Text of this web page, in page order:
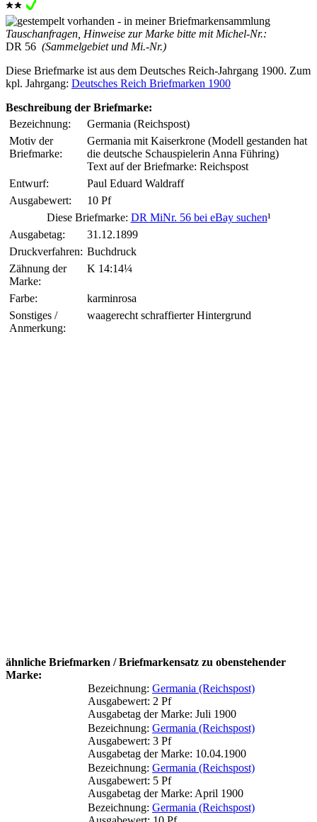
Tauschanfragen, Hinweise zur Marke bitte mit Michel-Nr.:
DR 56 (Sammelgebiet und Mi.-Nr.)
Diese Briefmarke ist aus dem Deutsches Reich-Jahrgang 1900. Zum
kpl. Jahrgang: Deutsches Reich Briefmarken 1900
Beschreibung der Briefmarke:
Bezeichnung:
Germania (Reichspost)
Motiv der
Briefmarke:
Germania mit Kaiserkrone (Modell gestanden hat
die deutsche Schauspielerin Anna Führing)
Text auf der Briefmarke: Reichspost
Entwurf:
Paul Eduard Waldraff
Ausgabewert:
10 Pf
Diese Briefmarke: DR MiNr. 56 bei eBay suchen¹
Ausgabetag:
31.12.1899
Druckverfahren: Buchdruck
Zähnung der
Marke:
K 14:14¼
Farbe:
karminrosa
Sonstiges /
Anmerkung:
waagerecht schraffierter Hintergrund
ähnliche Briefmarken / Briefmarkensatz zu obenstehender
Marke:
Bezeichnung: Germania (Reichspost)
Ausgabewert: 2 Pf
Ausgabetag der Marke: Juli 1900
Bezeichnung: Germania (Reichspost)
Ausgabewert: 3 Pf
Ausgabetag der Marke: 10.04.1900
Bezeichnung: Germania (Reichspost)
Ausgabewert: 5 Pf
Ausgabetag der Marke: April 1900
Bezeichnung: Germania (Reichspost)